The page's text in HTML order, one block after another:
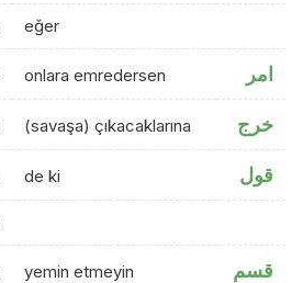
eğer
onlara emredersen امر
(savaşa) çıkacaklarına خرج
de ki قول
yemin etmeyin قسم